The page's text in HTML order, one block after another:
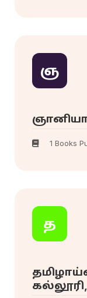
ஞ
1 Books
த
கல்லூரி,